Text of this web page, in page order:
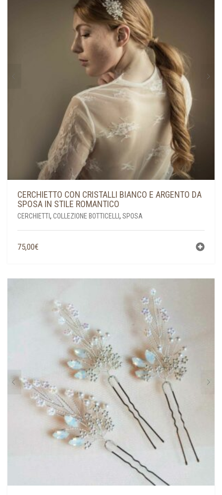
CERCHIETTO CON CRISTALLI BIANCO E ARGENTO DA
SPOSA IN STILE ROMANTICO
CERCHIETTI, COLLEZIONE BOTTICELLI , SPOSA
75,00€